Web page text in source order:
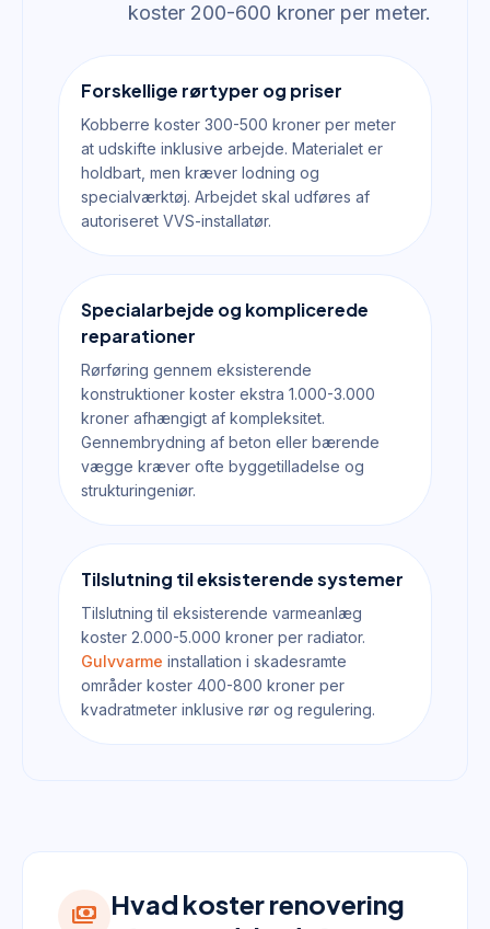
koster 200-600 kroner per meter.
Forskellige rørtyper og priser
Kobberre koster 300-500 kroner per meter
at udskifte inklusive arbejde. Materialet er
holdbart, men kræver lodning og
specialværktøj. Arbejdet skal udføres af
autoriseret VVS-installatør.
Specialarbejde og komplicerede
reparationer
Rørføring gennem eksisterende
konstruktioner koster ekstra 1.000-3.000
kroner afhængigt af kompleksitet.
Gennembrydning af beton eller bærende
vægge kræver ofte byggetilladelse og
strukturingeniør.
Tilslutning til eksisterende systemer
Tilslutning til eksisterende varmeanlæg
koster 2.000-5.000 kroner per radiator.
Gulvvarme installation i skadesramte
områder koster 400-800 kroner per
kvadratmeter inklusive rør og regulering.
payments Hvad koster renovering